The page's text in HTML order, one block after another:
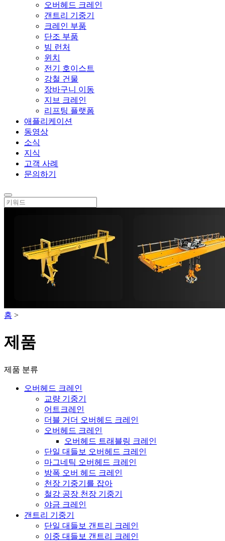
오버헤드 크레인
갠트리 기중기
크레인 부품
단조 부품
빔 런처
윈치
전기 호이스트
강철 건물
장바구니 이동
지브 크레인
리프팅 플랫폼
애플리케이션
동영상
소식
지식
고객 사례
문의하기
홈 >
제품
제품 분류
오버헤드 크레인
교량 기중기
어트크레인
더블 거더 오버헤드 크레인
오버헤드 크레인
오버헤드 트래블링 크레인
단일 대들보 오버헤드 크레인
마그네틱 오버헤드 크레인
방폭 오버 헤드 크레인
천장 기중기를 잡아
철강 공장 천장 기중기
야금 크레인
갠트리 기중기
단일 대들보 갠트리 크레인
이중 대들보 갠트리 크레인